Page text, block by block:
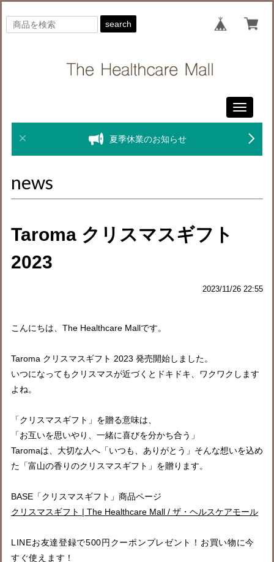
search
Toggle
夏季休業のお知らせ
news
Taroma クリスマスギフト
2023
2023/11/26 22:55
こんにちは、The Healthcare Mallです。
Taroma クリスマスギフト 2023 発売開始しました。
いつになってもクリスマスが近づくとドキドキ、ワクワクします
よね。
「クリスマスギフト」を贈る意味は、
「お互いを思いやり、一緒に喜びを分かち合う」
Taromaは、大切な人へ「いつも、ありがとう」そんな想いを込め
た「富山の香りのクリスマスギフト」を贈ります。
BASE「クリスマスギフト」商品ページ
クリスマスギフト | The Healthcare Mall / ザ・ヘルスケアモール
LINEお友達登録で500円クーポンプレゼント！お買い物に今
すぐ使えます！